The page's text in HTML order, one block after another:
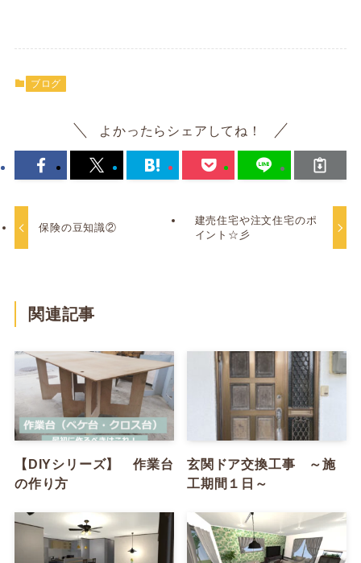
ブログ
よかったらシェアしてね！
保険の豆知識②
建売住宅や注文住宅のポ
イント☆彡
関連記事
【DIYシリーズ】 作業台
の作り方
玄関ドア交換工事 ～施
工期間１日～